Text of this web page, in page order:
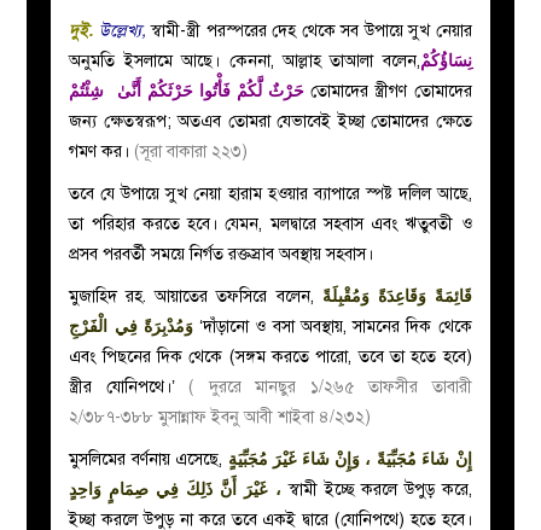
দুই. উল্লেখ্য, স্বামী-স্ত্রী পরস্পরের দেহ থেকে সব উপায়ে সুখ নেয়ার
অনুমতি ইসলামে আছে। কেননা, আল্লাহ তাআলা বলেন,نِسَاؤُكُمْ
حَرْثٌ لَّكُمْ فَأْتُوا حَرْثَكُمْ أَنَّىٰ شِئْتُمْ তোমাদের স্ত্রীগণ তোমাদের
জন্য ক্ষেতস্বরূপ; অতএব তোমরা যেভাবেই ইচ্ছা তোমাদের ক্ষেতে
গমণ কর। (সূরা বাকারা ২২৩)
তবে যে উপায়ে সুখ নেয়া হারাম হওয়ার ব্যাপারে স্পষ্ট দলিল আছে,
তা পরিহার করতে হবে। যেমন, মলদ্বারে সহবাস এবং ঋতুবতী ও
প্রসব পরবর্তী সময়ে নির্গত রক্তস্রাব অবস্থায় সহবাস।
মুজাহিদ রহ. আয়াতের তফসিরে বলেন, قَائِمَةً وَقَاعِدَةً وَمُقْبِلَةً
وَمُدْبِرَةً فِي الْفَرْجِ
‘দাঁড়ানো ও বসা অবস্থায়, সামনের দিক থেকে
এবং পিছনের দিক থেকে (সঙ্গম করতে পারো, তবে তা হতে হবে)
স্ত্রীর যোনিপথে।’( দুররে মানছুর ১/২৬৫ তাফসীর তাবারী
২/৩৮৭-৩৮৮ মুসান্নাফ ইবনু আবী শাইবা ৪/২৩২)
মুসলিমের বর্ণনায় এসেছে, إِنْ شَاءَ مُجَبِّيَةً ، وَإِنْ شَاءَ غَيْرَ مُجَبِّيَةٍ
، غَيْرَ أَنَّ ذَلِكَ فِي صِمَامٍ وَاحِدٍ স্বামী ইচ্ছে করলে উপুড় করে,
ইচ্ছা করলে উপুড় না করে তবে একই দ্বারে (যোনিপথে) হতে হবে।